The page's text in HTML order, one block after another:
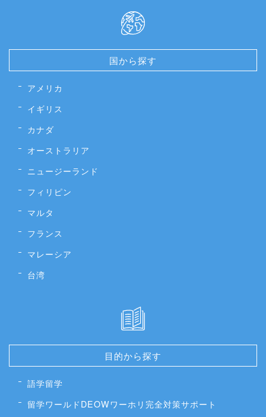
国から探す
アメリカ
イギリス
カナダ
オーストラリア
ニュージーランド
フィリピン
マルタ
フランス
マレーシア
台湾
目的から探す
語学留学
留学ワールドDEOWワーホリ完全対策サポート